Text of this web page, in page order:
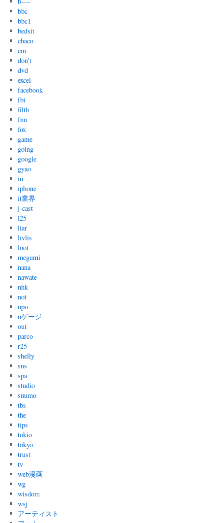
bbc
bbc1
bedsit
chaco
cm
don’t
dvd
excel
facebook
fbi
filth
fnn
fox
game
going
google
gyao
in
iphone
it業界
j-cast
l25
liar
livlis
loot
megumi
nana
nawate
nhk
not
npo
nゲージ
out
parco
r25
shelly
sns
spa
studio
suumo
tbs
the
tips
tokio
tokyo
trust
tv
web漫画
wg
wisdom
wsj
アーティスト